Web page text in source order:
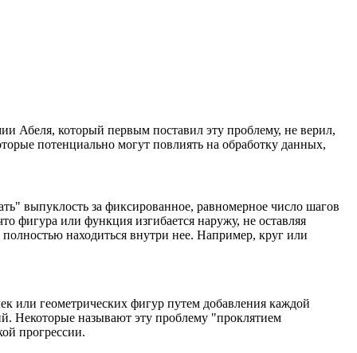
Абеля, который первым поставил эту проблему, не верил,
потенциально могут повлиять на обработку данных,
выпуклость за фиксированное, равномерное число шагов
фигура или функция изгибается наружу, не оставляя
находиться внутри нее. Например, круг или
или геометрических фигур путем добавления каждой
Некоторые называют эту проблему "проклятием
прогрессии.